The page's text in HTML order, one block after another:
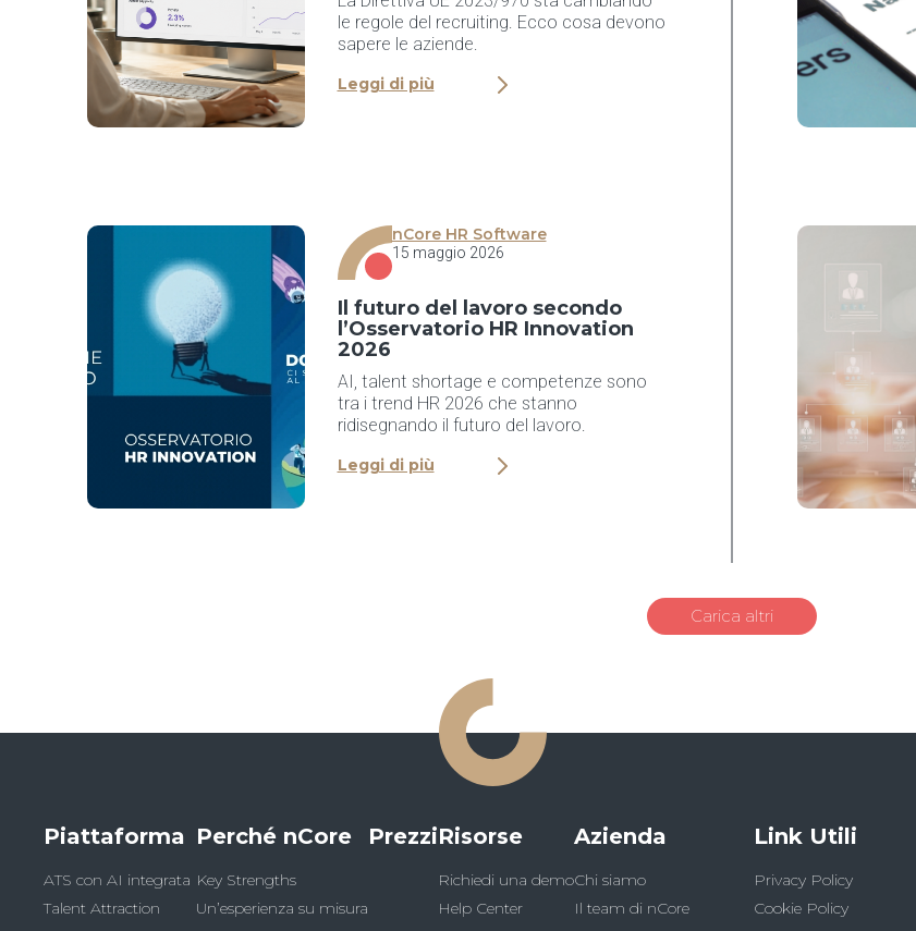
le regole del recruiting. Ecco cosa devono
sapere le aziende.
Leggi di più
nCore HR Software
15 maggio 2026
Il futuro del lavoro secondo
l’Osservatorio HR Innovation
2026
AI, talent shortage e competenze sono
tra i trend HR 2026 che stanno
ridisegnando il futuro del lavoro.
Leggi di più
Carica altri
Piattaforma
ATS con AI integrata
Talent Attraction
Perché nCore
Key Strengths
Un’esperienza su misura
PrezziRisorse
Richiedi una demo
Help Center
Azienda
Chi siamo
Il team di nCore
Link Utili
Privacy Policy
Cookie Policy